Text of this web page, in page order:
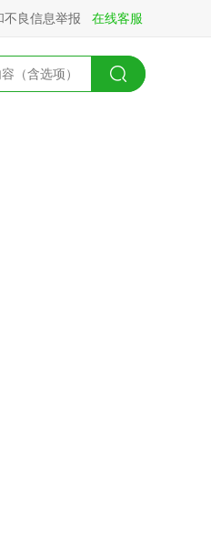
不良信息举报 在线客服